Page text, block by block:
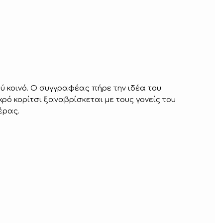
κοινό. Ο συγγραφέας πήρε την ιδέα του
κορίτσι ξαναβρίσκεται με τους γονείς του